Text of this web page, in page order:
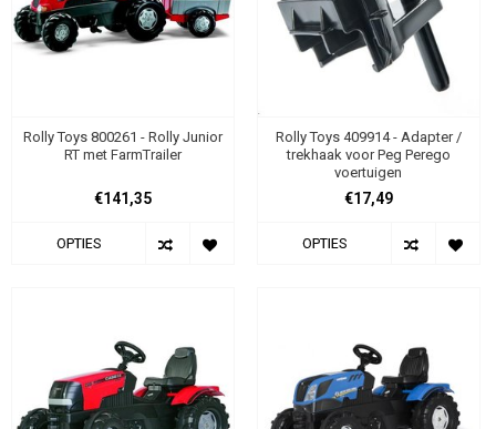
Rolly Toys 800261 - Rolly Junior
RT met FarmTrailer
€141,35
OPTIES
Rolly Toys 409914 - Adapter /
trekhaak voor Peg Perego
voertuigen
€17,49
OPTIES